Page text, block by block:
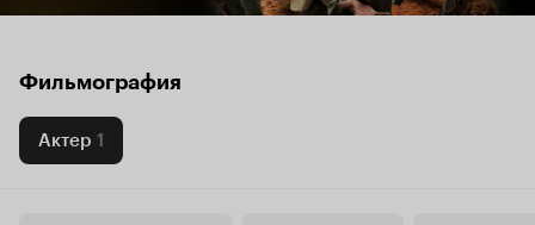
Фильмография
Актер 1